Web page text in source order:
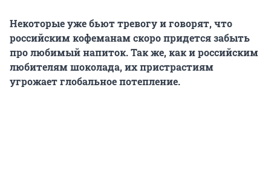
Некоторые уже бьют тревогу и говорят, что
российским кофеманам скоро придется забыть
про любимый напиток. Так же, как и российским
любителям шоколада, их пристрастиям
угрожает глобальное потепление.